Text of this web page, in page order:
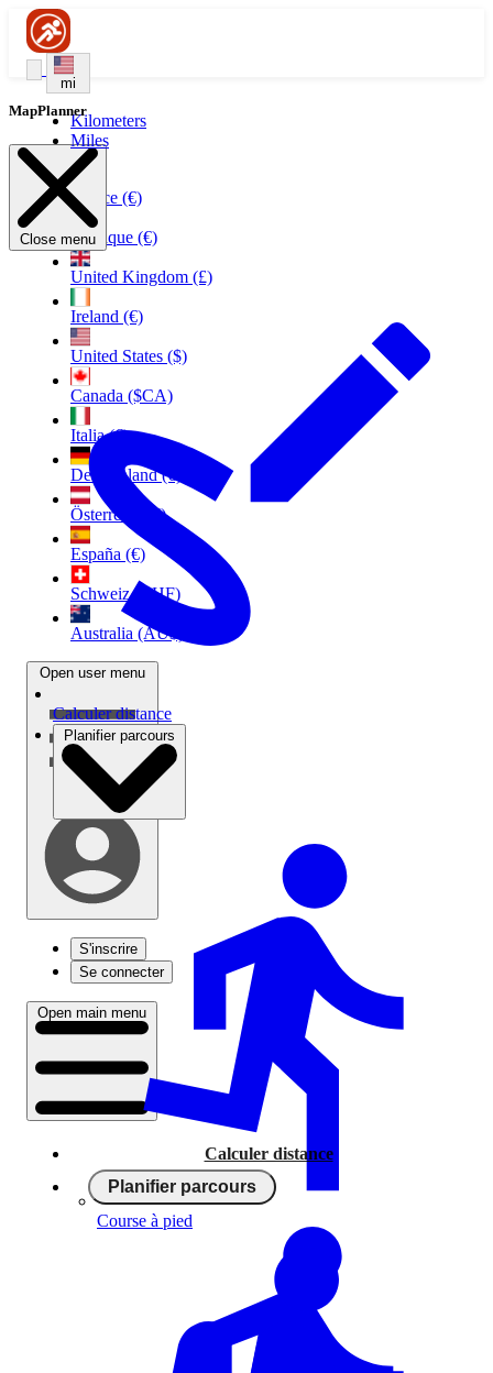
mi
Kilometers
Miles
France (€)
Belgique (€)
United Kingdom (£)
Ireland (€)
United States ($)
Canada ($CA)
Italia (€)
Deutschland (€)
Österreich (€)
España (€)
Schweiz (CHF)
Australia (AU$)
Open user menu
S'inscrire
Se connecter
Open main menu
Calculer distance
Planifier parcours
MapPlanner
Close menu
Calculer distance
Planifier parcours
Course à pied